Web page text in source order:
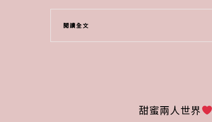
閱讀全文
甜蜜兩人世界